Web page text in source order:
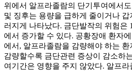
위에서 알프라졸람의 단기투여에서
및 징후는 용량을 급하게 줄이거나
러지게 나타났다. 금단발작의 위험은
에서 증가할 수 있다. 공황장애 환자
에서, 알프라졸람을 감량해야 하는 환
감량할수록 금단관련 증상이 감소하
여기간은 영향을 주지 않았다. 알프라